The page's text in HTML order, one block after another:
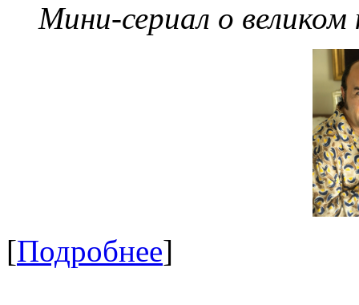
Мини-сериал о великом
[Подробнее]